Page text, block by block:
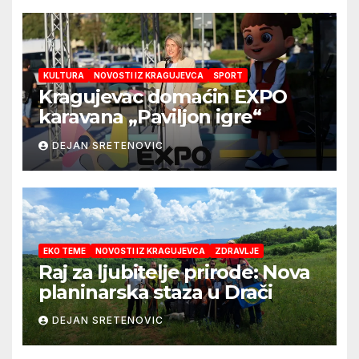
KULTURA NOVOSTI IZ KRAGUJEVCA SPORT
Kragujevac domaćin EXPO
karavana „Paviljon igre“
DEJAN SRETENOVIC
EKO TEME NOVOSTI IZ KRAGUJEVCA ZDRAVLJE
Raj za ljubitelje prirode: Nova
planinarska staza u Drači
DEJAN SRETENOVIC